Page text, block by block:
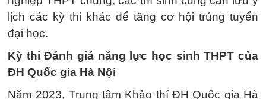
lịch các kỳ thi khác để tăng cơ hội trúng tuyển
đại học.
Kỳ thi Đánh giá năng lực học sinh THPT của
ĐH Quốc gia Hà Nội
Năm 2023, Trung tâm Khảo thí ĐH Quốc gia Hà